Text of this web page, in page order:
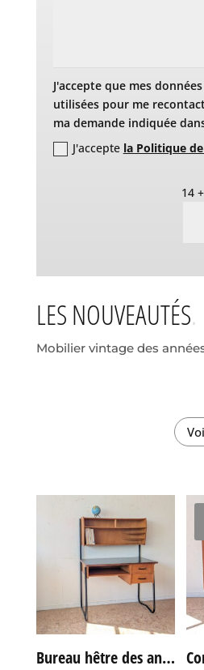
J'accepte que mes
utilisées pour me
ma demande indiquée
J'accepte la Politique
14
LES NOUVEAUTÉS
Mobilier vintage des
Bureau hêtre des années 60